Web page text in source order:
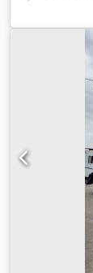
Interne
Irrtümer &